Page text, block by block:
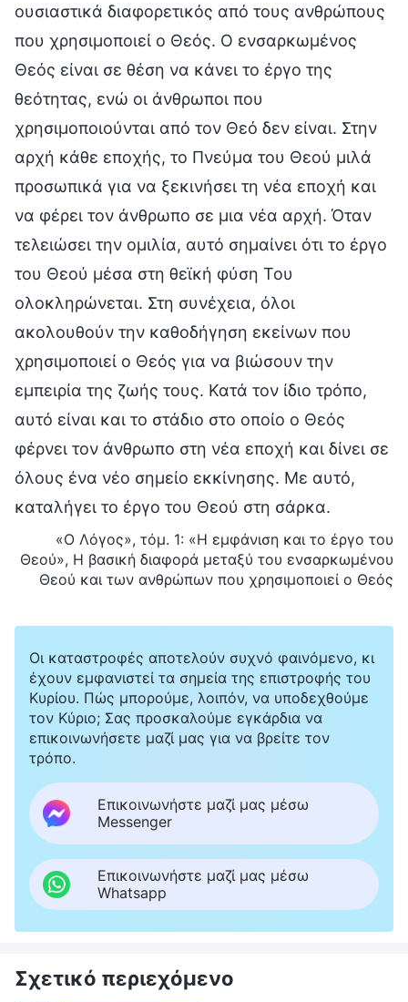
ουσιαστικά διαφορετικός από τους ανθρώπους
που χρησιμοποιεί ο Θεός. Ο ενσαρκωμένος
Θεός είναι σε θέση να κάνει το έργο της
θεότητας, ενώ οι άνθρωποι που
χρησιμοποιούνται από τον Θεό δεν είναι. Στην
αρχή κάθε εποχής, το Πνεύμα του Θεού μιλά
προσωπικά για να ξεκινήσει τη νέα εποχή και
να φέρει τον άνθρωπο σε μια νέα αρχή. Όταν
τελειώσει την ομιλία, αυτό σημαίνει ότι το έργο
του Θεού μέσα στη θεϊκή φύση Του
ολοκληρώνεται. Στη συνέχεια, όλοι
ακολουθούν την καθοδήγηση εκείνων που
χρησιμοποιεί ο Θεός για να βιώσουν την
εμπειρία της ζωής τους. Κατά τον ίδιο τρόπο,
αυτό είναι και το στάδιο στο οποίο ο Θεός
φέρνει τον άνθρωπο στη νέα εποχή και δίνει σε
όλους ένα νέο σημείο εκκίνησης. Με αυτό,
καταλήγει το έργο του Θεού στη σάρκα.
«Ο Λόγος», τόμ. 1: «Η εμφάνιση και το έργο του
Θεού», Η βασική διαφορά μεταξύ του ενσαρκωμένου
Θεού και των ανθρώπων που χρησιμοποιεί ο Θεός
Οι καταστροφές αποτελούν συχνό φαινόμενο, κι
έχουν εμφανιστεί τα σημεία της επιστροφής του
Κυρίου. Πώς μπορούμε, λοιπόν, να υποδεχθούμε
τον Κύριο; Σας προσκαλούμε εγκάρδια να
επικοινωνήσετε μαζί μας για να βρείτε τον
τρόπο.
Επικοινωνήστε μαζί μας μέσω
Messenger
Επικοινωνήστε μαζί μας μέσω
Whatsapp
Σχετικό περιεχόμενο